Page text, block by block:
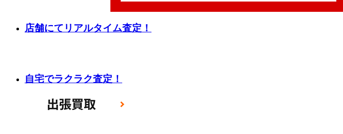
店舗にてリアルタイム査定！
自宅でラクラク査定！